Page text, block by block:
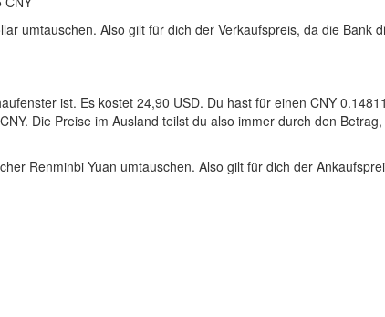
umtauschen. Also gilt für dich der Verkaufspreis, da die Bank
ist. Es kostet 24,90 USD. Du hast für einen CNY
Die Preise im Ausland teilst du also immer durch den
Renminbi Yuan umtauschen. Also gilt für dich der